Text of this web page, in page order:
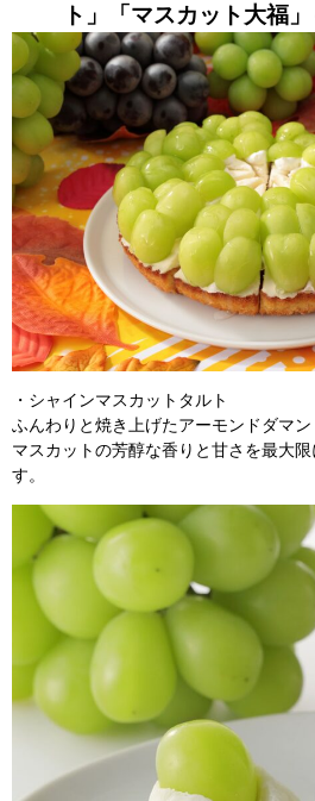
ト」「マスカット大福
・シャインマスカットタルト
ふんわりと焼き上げたアーモンドダマ
マスカットの芳醇な香りと甘さを最大
す。